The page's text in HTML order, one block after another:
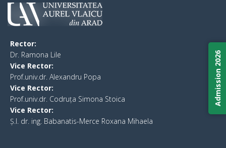
Rector:
​Dr. Ramona Lile
Vice Rector:
Prof.univ.dr. Alexandru Popa
Vice Rector:
Prof.univ.dr. Codruța Simona Stoica
Vice Rector:
Ș.I. dr. ing. Babanatis-Merce Roxana Mihaela
Admission 2026